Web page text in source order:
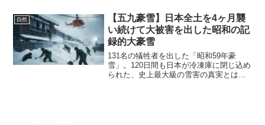
自然
【五九豪雪】日本全土を4ヶ月襲
い続けて大被害を出した昭和の記
録的大豪雪
131名の犠牲者を出した「昭和59年豪
雪」。120日間も日本が冷凍庫に閉じ込め
られた、史上最大級の雪害の真実とは。